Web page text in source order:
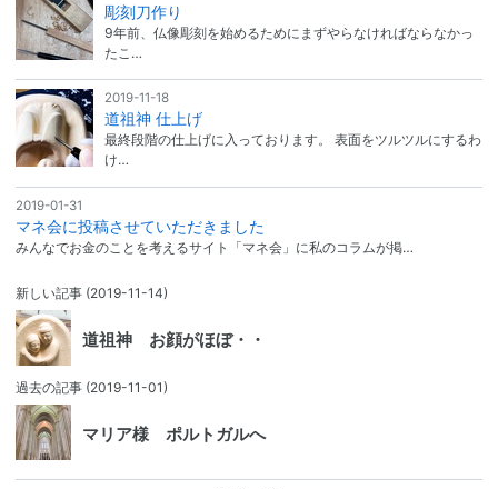
彫刻刀作り
9年前、仏像彫刻を始めるためにまずやらなければならなかっ
たこ…
2019-11-18
道祖神 仕上げ
最終段階の仕上げに入っております。 表面をツルツルにするわ
け…
2019-01-31
マネ会に投稿させていただきました
みんなでお金のことを考えるサイト「マネ会」に私のコラムが掲…
新しい記事 (2019-11-14)
道祖神 お顔がほぼ・・
過去の記事 (2019-11-01)
マリア様 ポルトガルへ